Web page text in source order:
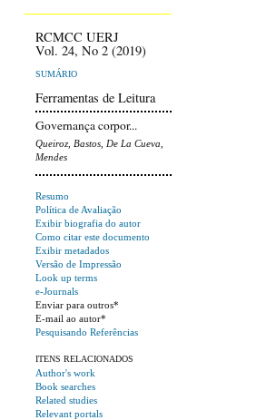
RCMCC UERJ
Vol. 24, No 2 (2019)
SUMÁRIO
Ferramentas de Leitura
Governança corpor...
Queiroz, Bastos, De La Cueva,
Mendes
Resumo
Política de Avaliação
Exibir biografia do autor
Como citar este documento
Exibir metadados
Versão de Impressão
Look up terms
e-Journals
Enviar para outros*
E-mail ao autor*
Pesquisando Referências
ITENS RELACIONADOS
Author's work
Book searches
Related studies
Relevant portals